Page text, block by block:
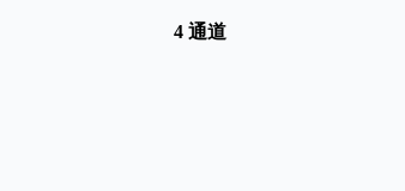
4 通道